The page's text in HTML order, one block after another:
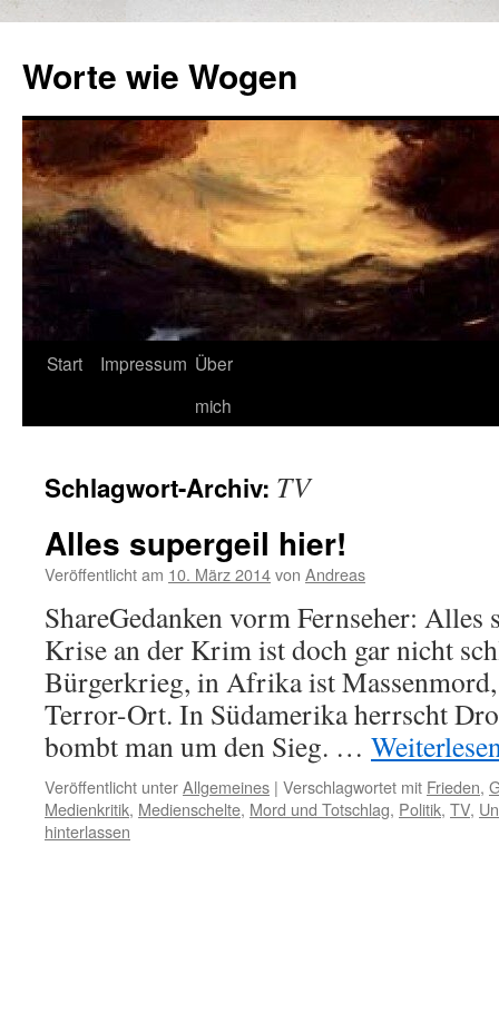
springen
Worte wie Wogen
Start Impressum Über
mich
Schlagwort-Archiv: TV
Alles supergeil hier!
Veröffentlicht am 10. März 2014von Andreas
ShareGedanken vorm Fernseher:
Krise an der Krim ist doch gar nicht
Bürgerkrieg, in Afrika ist
Terror-Ort. In Südamerika herrscht
bombt man um den Sieg. …
Veröffentlicht unterAllgemeines | Verschlagwortet mit Frieden,
Medienkritik, Medienschelte, Mord und Totschlag, Politik, TV,
hinterlassen